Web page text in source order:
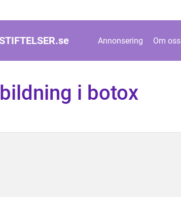
se Annonsering Om oss
i botox